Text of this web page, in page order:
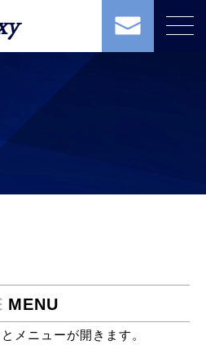
MENU
メニューが開きます。